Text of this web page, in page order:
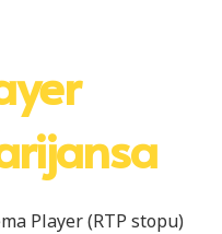
Player (RTP stopu)